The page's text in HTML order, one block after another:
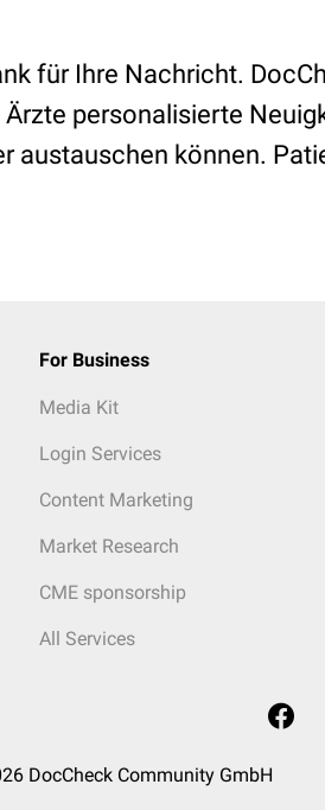
für Ihre Nachricht.
personalisierte
austauschen können.
For Business
Media Kit
Login Services
Content Marketing
Market Research
CME sponsorship
All Services
DocCheck Community GmbH